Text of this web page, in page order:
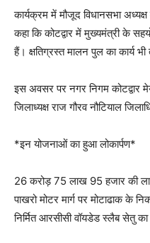
कार्यक्रम में मौजूद विधानसभा
कहा कि कोटद्वार में मुख्यमंत्री के
हैं। क्षतिग्रस्त मालन पुल का कार्य
इस अवसर पर नगर निगम कोटद्वार
जिलाध्यक्ष राज गौरव नौटियाल
*इन योजनाओं का हुआ लोकार्पण*
26 करोड़ 75 लाख 95 हजार की
पाखरो मोटर मार्ग पर मोटाढाक के
निर्मित आरसीसी वॉयडेड स्लैब सेतु का